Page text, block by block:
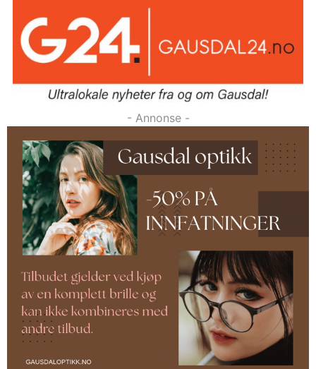
- Annonse -